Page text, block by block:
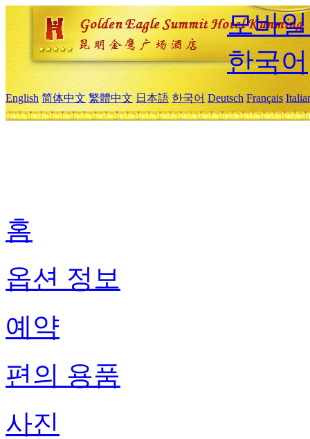
모바
한국어
English 简体中文 繁體中文 日本語 한국어 Deutsch Français
홈
옵션 정보
예약
편의 용품
사진